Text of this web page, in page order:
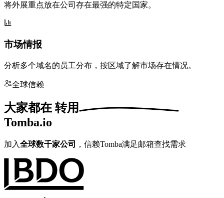
将外展重点放在公司存在最强的特定国家。
市场情报
分析多个域名的员工分布，按区域了解市场存在情况。
全球信赖
大家都在 转用
Tomba.io
加入全球数千家公司 ，信赖Tomba满足邮箱查找需求